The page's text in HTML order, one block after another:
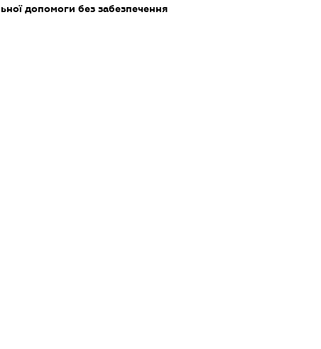
допомоги без забезпечення